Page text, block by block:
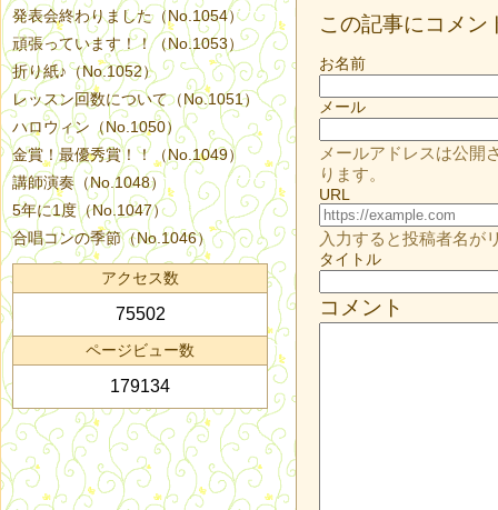
この記事にコメン
お名前
メール
メールアドレスは公開
ります。
URL
入力すると投稿者名が
タイトル
コメント
発表会終わりました（No.1054）
頑張っています！！（No.1053）
折り紙♪（No.1052）
レッスン回数について（No.1051）
ハロウィン（No.1050）
金賞！最優秀賞！！（No.1049）
講師演奏（No.1048）
5年に1度（No.1047）
合唱コンの季節（No.1046）
アクセス数
75502
ページビュー数
179134